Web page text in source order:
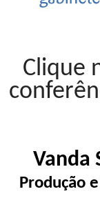
Clique
Vanda
Produção